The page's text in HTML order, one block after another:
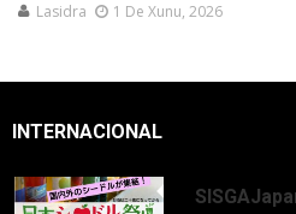
Lasidra 1 De Xunu, 2026
INTERNACIONAL